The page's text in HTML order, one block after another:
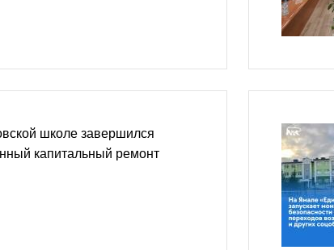
школе завершился
капитальный ремонт